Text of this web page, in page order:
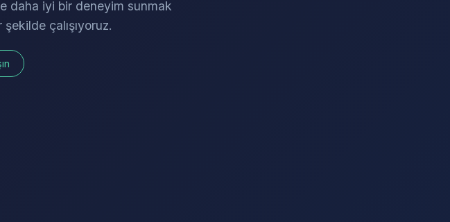
daha iyi bir deneyim sunmak
çalışıyoruz.